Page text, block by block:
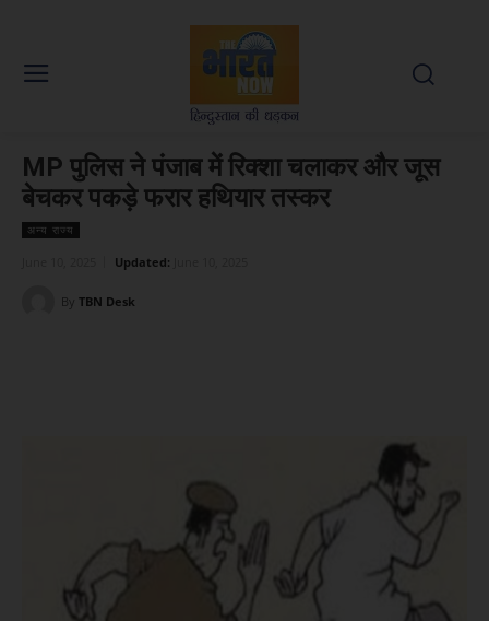
MP पुलिस ने पंजाब में रिक्शा चलाकर और जूस
बेचकर पकड़े फरार हथियार तस्कर
अन्य राज्य
Updated:
By TBN Desk